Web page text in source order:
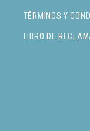
TÉRMINOS Y
LIBRO DE